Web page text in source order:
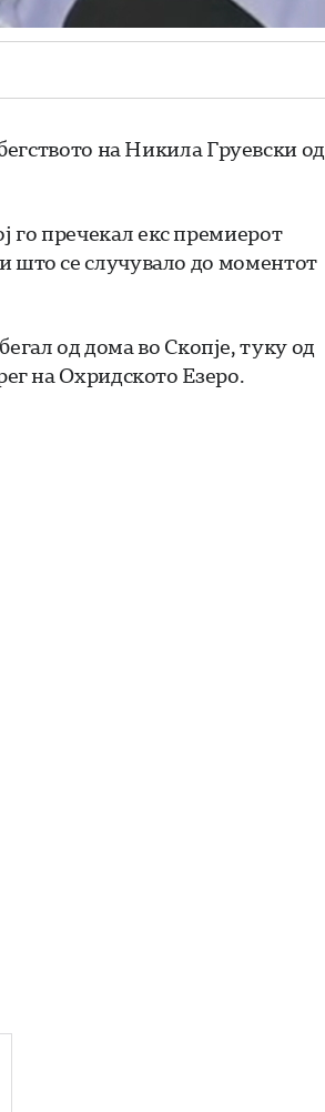
на Никила Груевски од
го пречекал екс премиерот
што се случувало до моментот
од дома во Скопје, туку од
на Охридското Езеро.